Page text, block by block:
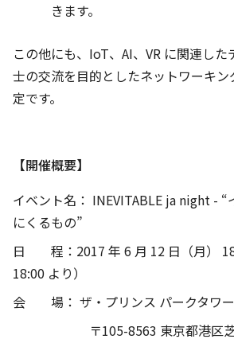
きます。
この他にも、IoT、AI、VR に関連し
士の交流を目的としたネットワーキ
定です。
【開催概要】
イベント名： INEVITABLE ja night - “
にくるもの”
日 程：2017 年 6 月 12 日（月）
18:00 より）
会 場： ザ・プリンス パークタワ
〒105-8563 東京都港区芝